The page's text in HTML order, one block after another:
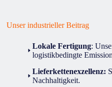
Unser industrieller Beitrag
Lokale Fertigung:
logistikbedingte
Lieferkettenexzellenz:
Nachhaltigkeit.